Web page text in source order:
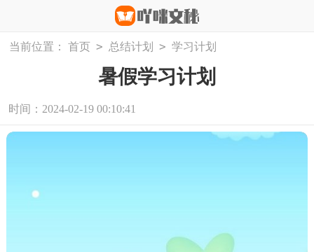
当前位置： 首页 > 总结计划 > 学习计划
暑假学习计划
时间：2024-02-19 00:10:41